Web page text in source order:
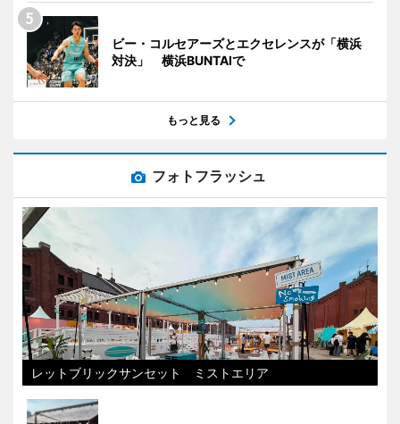
ビー・コルセアーズとエクセレンスが「横浜
対決」 横浜BUNTAIで
もっと見る
フォトフラッシュ
レットブリックサンセット ミストエリア